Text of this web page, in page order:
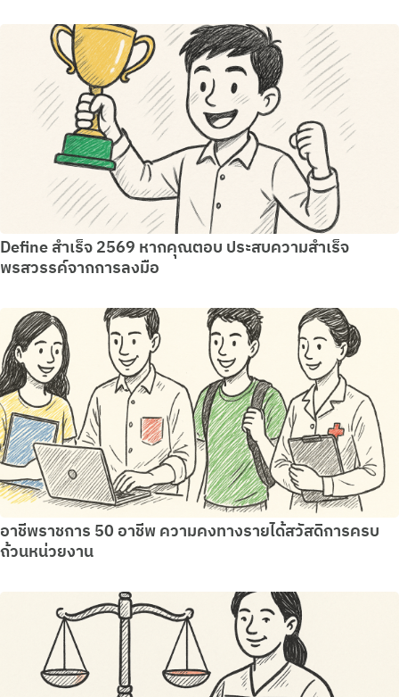
Define สำเร็จ 2569 หากคุณตอบ ประสบความสำเร็จ
พรสวรรค์จากการลงมือ
อาชีพราชการ 50 อาชีพ ความคงทางรายได้สวัสดิการครบ
ถ้วนหน่วยงาน